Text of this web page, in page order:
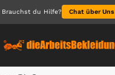
Brauchst du Hilfe? Chat über Uns